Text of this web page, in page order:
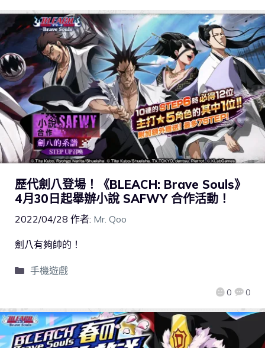
歷代劍八登場！《BLEACH: Brave Souls》
4月30日起舉辦小說 SAFWY 合作活動！
2022/04/28 作者: Mr. Qoo
0 0
劍八有夠帥的！
手機遊戲